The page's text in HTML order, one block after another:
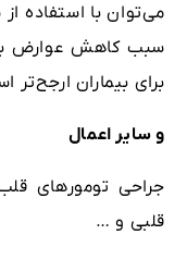
می‌توان با استفاده
سبب کاهش عوارض
برای بیماران ارجح‌تر
و سایر اعمال
جراحی تومورهای
قلبی و …